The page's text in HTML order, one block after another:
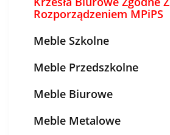
Rozporządzeniem MPiPS
Meble Szkolne
Meble Przedszkolne
Meble Biurowe
Meble Metalowe